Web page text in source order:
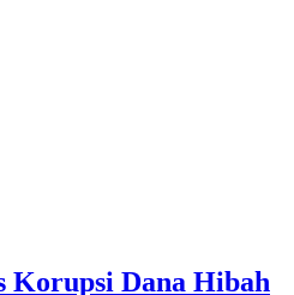
Korupsi Dana Hibah